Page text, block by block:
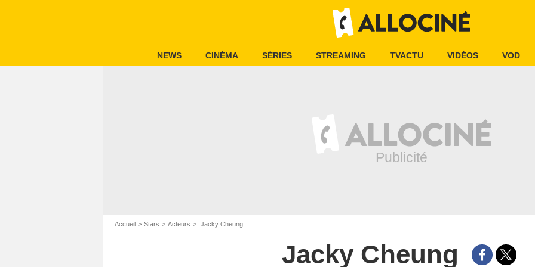
NEWS CINÉMA SÉRIES STREAMING TVACTU VIDÉOS VOD
Accueil Stars Acteurs Jacky Cheung
Jacky Cheung